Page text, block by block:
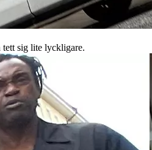
sig lite lyckligare.